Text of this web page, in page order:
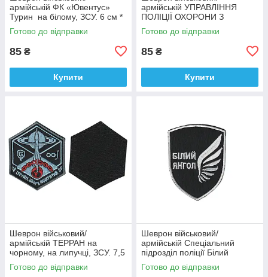
армійській ФК «Ювентус»
Турин на білому, ЗСУ. 6 см *
9,5 см
Готово до відправки
85 ₴
Купити
армійській УПРАВЛІННЯ
ПОЛІЦІЇ ОХОРОНИ З
ФІЗИЧНОЇ БЕЗПЕКИ ТИТАН
на чорному, ЗСУ. 8 см * 10
Готово до відправки
85 ₴
Купити
Шеврон військовий/
армійській ТЕРРАН на
чорному, на липучці, ЗСУ. 7,5
см * 9 см
Готово до відправки
Шеврон військовий/
армійській Спеціальний
підрозділ поліції Білий
янгол на чорному, ЗСУ. 7 см *
9 см
Готово до відправки